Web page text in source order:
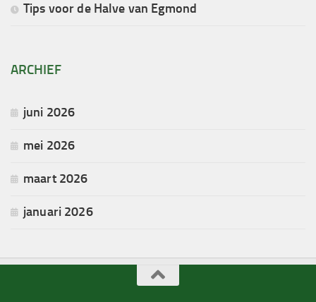
Tips voor de Halve van Egmond
ARCHIEF
juni 2026
mei 2026
maart 2026
januari 2026